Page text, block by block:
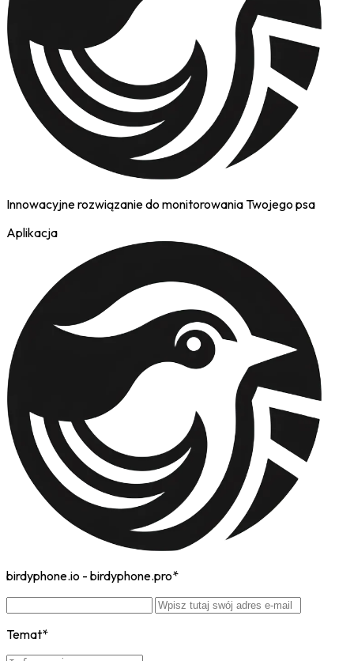
Innowacyjne rozwiązanie do monitorowania Twojego psa
Aplikacja
birdyphone.io - birdyphone.pro*
Temat*